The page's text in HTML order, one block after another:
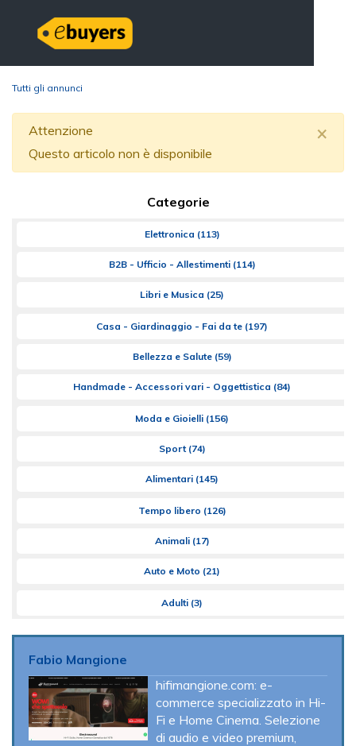
Tutti gli annunci
×
Attenzione
Questo articolo non è disponibile
Categorie
Elettronica (113)
B2B - Ufficio - Allestimenti (114)
Libri e Musica (25)
Casa - Giardinaggio - Fai da te (197)
Bellezza e Salute (59)
Handmade - Accessori vari - Oggettistica (84)
Moda e Gioielli (156)
Sport (74)
Alimentari (145)
Tempo libero (126)
Animali (17)
Auto e Moto (21)
Adulti (3)
Fabio Mangione
hifimangione.com: e-
commerce specializzato in Hi-
Fi e Home Cinema. Selezione
di audio e video premium,